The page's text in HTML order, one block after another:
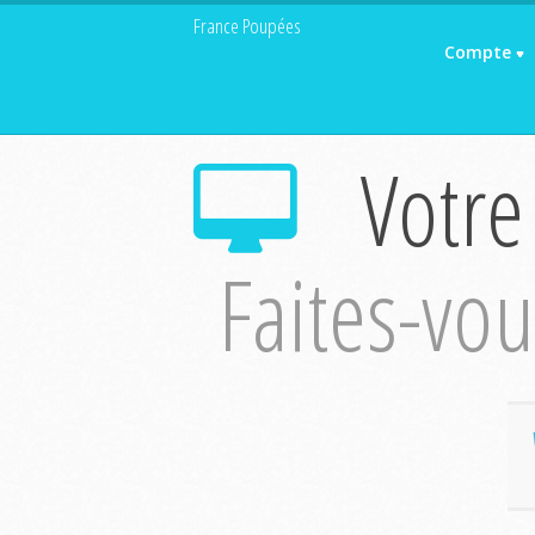
France Poupées
Compte
Faites-